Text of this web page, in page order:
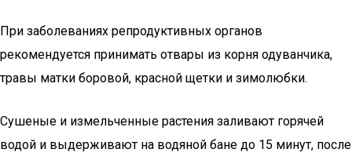
При заболеваниях репродуктивных органов
рекомендуется принимать отвары из корня одуванчика,
травы матки боровой, красной щетки и зимолюбки.
Сушеные и измельченные растения заливают горячей
водой и выдерживают на водяной бане до 15 минут, после